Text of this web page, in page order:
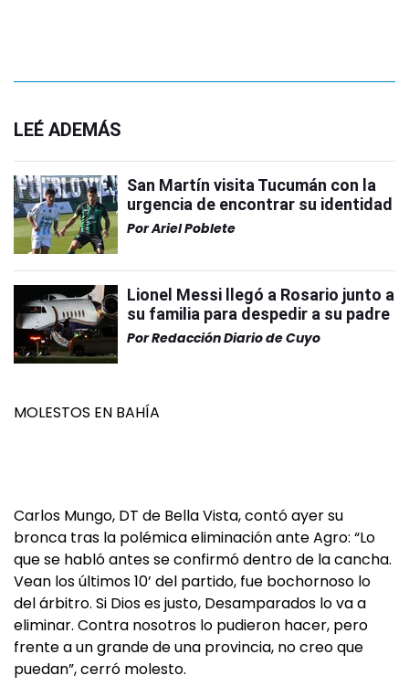
LEÉ ADEMÁS
San Martín visita Tucumán con la
urgencia de encontrar su identidad
PorAriel Poblete
Lionel Messi llegó a Rosario junto a
su familia para despedir a su padre
PorRedacción Diario de Cuyo
MOLESTOS EN BAHÍA
Carlos Mungo, DT de Bella Vista, contó ayer su
bronca tras la polémica eliminación ante Agro: “Lo
que se habló antes se confirmó dentro de la cancha.
Vean los últimos 10’ del partido, fue bochornoso lo
del árbitro. Si Dios es justo, Desamparados lo va a
eliminar. Contra nosotros lo pudieron hacer, pero
frente a un grande de una provincia, no creo que
puedan”, cerró molesto.